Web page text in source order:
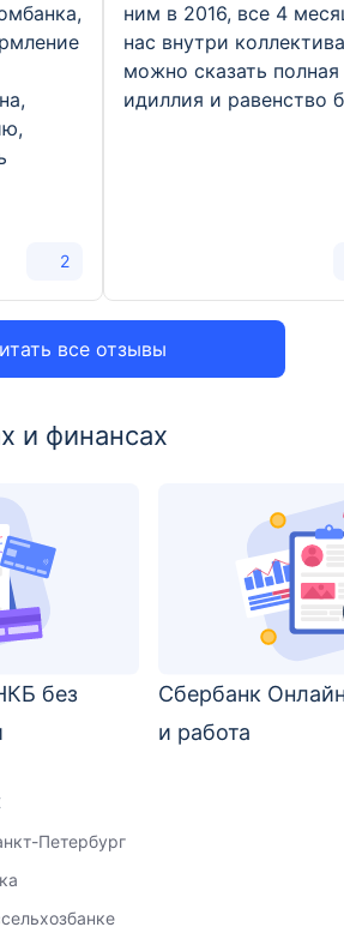
все отзывы
2
ним в 2016, все 4
нас внутри коллектива
можно сказать полная
идиллия и равенство
и финансах
без
Сбербанк
и работа
Петербург